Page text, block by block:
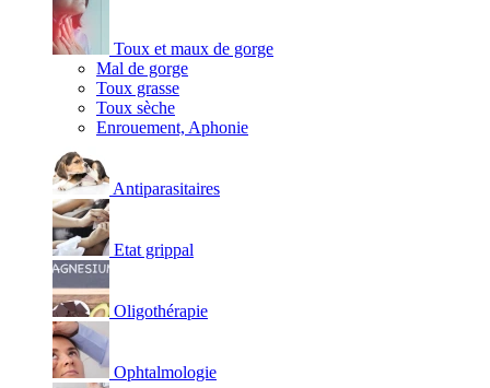
Toux et maux de gorge
Mal de gorge
Toux grasse
Toux sèche
Enrouement, Aphonie
Antiparasitaires
Etat grippal
Oligothérapie
Ophtalmologie